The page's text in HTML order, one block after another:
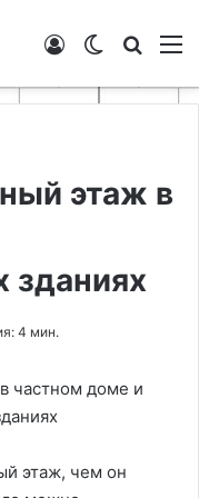
Switch skin
Войти
этаж в
зданиях
4 мин.
этаж, чем он